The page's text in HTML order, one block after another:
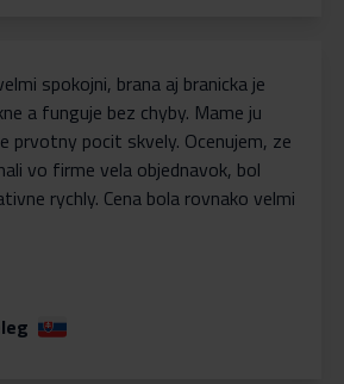
spokojni, brana aj branicka je
a funguje bez chyby. Mame ju
prvotny pocit skvely. Ocenujem, ze
vo firme vela objednavok, bol
rychly. Cena bola rovnako velmi